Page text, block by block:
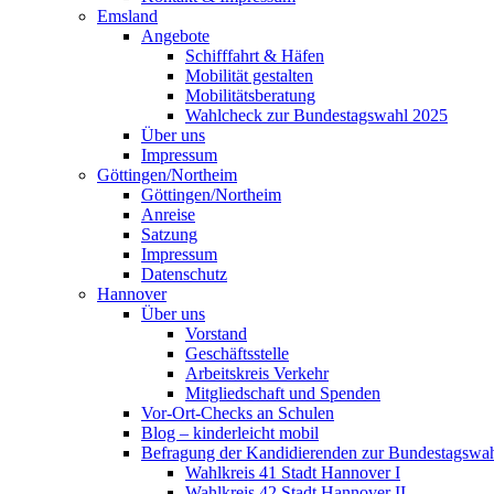
Emsland
Angebote
Schifffahrt & Häfen
Mobilität gestalten
Mobilitätsberatung
Wahlcheck zur Bundestagswahl 2025
Über uns
Impressum
Göttingen/Northeim
Göttingen/Northeim
Anreise
Satzung
Impressum
Datenschutz
Hannover
Über uns
Vorstand
Geschäftsstelle
Arbeitskreis Verkehr
Mitgliedschaft und Spenden
Vor-Ort-Checks an Schulen
Blog – kinderleicht mobil
Befragung der Kandidierenden zur
Wahlkreis 41 Stadt Hannover I